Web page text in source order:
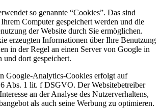
so genannte “Cookies”. Das sind
Computer gespeichert werden und die
der Website durch Sie ermöglichen.
erzeugten Informationen über Ihre Benutzung
in der Regel an einen Server von Google in
und dort gespeichert.
Google-Analytics-Cookies erfolgt auf
Abs. 1 lit. f DSGVO. Der Websitebetreiber
an der Analyse des Nutzerverhaltens,
als auch seine Werbung zu optimieren.